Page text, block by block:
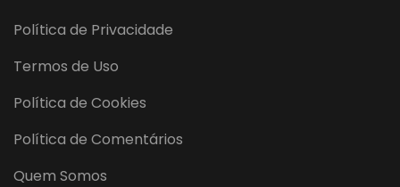
Política de Privacidade
Termos de Uso
Política de Cookies
Política de Comentários
Quem Somos